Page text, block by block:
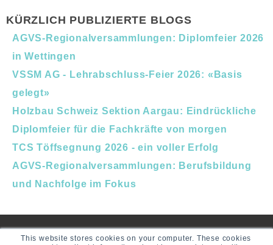
This website stores cookies on your computer. These cookies
KÜRZLICH PUBLIZIERTE BLOGS
AGVS-Regionalversammlungen: Diplomfeier 2026
in Wettingen
VSSM AG - Lehrabschluss-Feier 2026: «Basis
gelegt»
Holzbau Schweiz Sektion Aargau: Eindrückliche
Diplomfeier für die Fachkräfte von morgen
TCS Töffsegnung 2026 - ein voller Erfolg
AGVS-Regionalversammlungen: Berufsbildung
und Nachfolge im Fokus